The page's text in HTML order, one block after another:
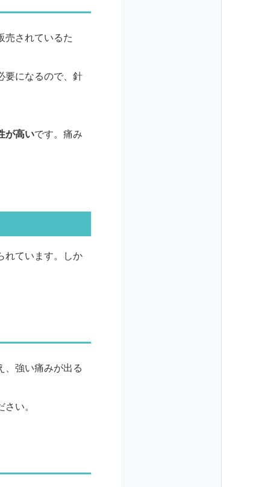
売されているた
要になるので、針
が高いです。痛み
れています。しか
、強い痛みが出る
い。